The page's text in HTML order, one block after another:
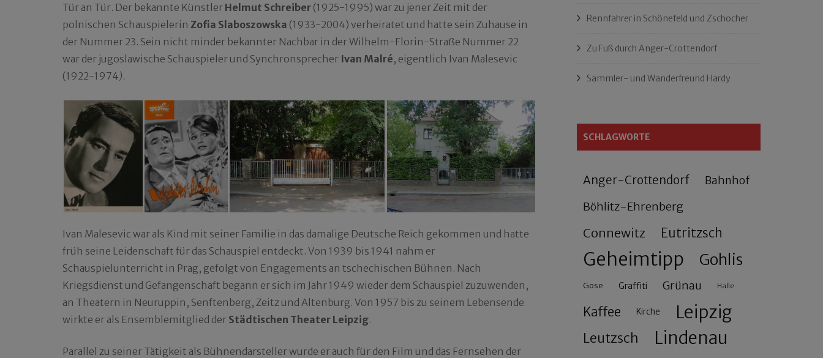
Tür an Tür. Der bekannte Künstler Helmut Schreiber (1925-1995) war zu jener Zeit mit der
polnischen Schauspielerin Zofia Slaboszowska (1933-2004) verheiratet und hatte sein Zuhause in
der Nummer 23. Sein nicht minder bekannter Nachbar in der Wilhelm-Florin-Straße Nummer 22
war der jugoslawische Schauspieler und Synchronsprecher Ivan Malré, eigentlich Ivan Malesevic
(1922-1974).
Ivan Malesevic war als Kind mit seiner Familie in das damalige Deutsche Reich gekommen und hatte
früh seine Leidenschaft für das Schauspiel entdeckt. Von 1939 bis 1941 nahm er
Schauspielunterricht in Prag, gefolgt von Engagements an tschechischen Bühnen. Nach
Kriegsdienst und Gefangenschaft begann er sich im Jahr 1949 wieder dem Schauspiel zuzuwenden,
an Theatern in Neuruppin, Senftenberg, Zeitz und Altenburg. Von 1957 bis zu seinem Lebensende
wirkte er als Ensemblemitglied der Städtischen Theater Leipzig.
Parallel zu seiner Tätigkeit als Bühnendarsteller wurde er auch für den Film und das Fernsehen der
Rennfahrer in Schönefeld und Zschocher
Zu Fuß durch Anger-Crottendorf
Sammler- und Wanderfreund Hardy
SCHLAGWORTE
Anger-Crottendorf Bahnhof
Böhlitz-Ehrenberg
Connewitz Eutritzsch
Geheimtipp Gohlis
Gose Graffiti Grünau Halle
Kaffee Kirche Leipzig
Leutzsch Lindenau